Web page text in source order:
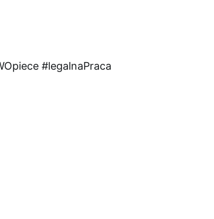
#legalnaPraca